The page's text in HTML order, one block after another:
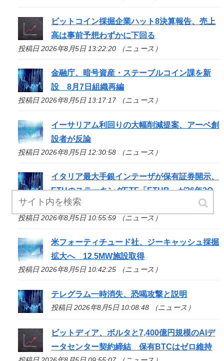
ビットコイン採掘企業ハット8決算報告、売上
高は事前予想わずかに下回る
投稿日 2026年8月5日 13:22:20 （ニュース）
金融庁、暗号資産・ステーブルコイン課を新
設 8月7日組織再編
投稿日 2026年8月5日 13:17:17 （ニュース）
イーサリアム利回りの大幅削減提案、アーベ創
設者が反論
投稿日 2026年8月5日 12:30:58 （ニュース）
イタリア最大手銀インテーザが保有証券開示、
ETHのステーキングETF「ETHB」が26年2Q
に3倍増
投稿日 2026年8月5日 10:55:59 （ニュース）
米フォーティチュード社、ジーキャッシュ採掘
拡大へ 12.5MW施設取得
投稿日 2026年8月5日 10:42:25 （ニュース）
テレグラム一時消失、恐喝攻撃と説明
投稿日 2026年8月5日 10:08:48 （ニュース）
ビットディア、ボルタと7,400億円規模のAIデ
ータセンター契約締結 保有BTCはゼロ維持